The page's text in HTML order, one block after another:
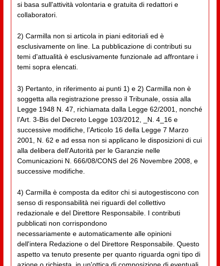
si basa sull'attività volontaria e gratuita di redattori e
collaboratori.
2) Carmilla non si articola in piani editoriali ed è
esclusivamente on line. La pubblicazione di contributi su
temi d'attualità è esclusivamente funzionale ad affrontare i
temi sopra elencati.
3) Pertanto, in riferimento ai punti 1) e 2) Carmilla non è
soggetta alla registrazione presso il Tribunale, ossia alla
Legge 1948 N. 47, richiamata dalla Legge 62/2001, nonché
l’Art. 3-Bis del Decreto Legge 103/2012, _N. 4_16 e
successive modifiche, l’Articolo 16 della Legge 7 Marzo
2001, N. 62 e ad essa non si applicano le disposizioni di cui
alla delibera dell'Autorità per le Garanzie nelle
Comunicazioni N. 666/08/CONS del 26 Novembre 2008, e
successive modifiche.
4) Carmilla è composta da editor chi si autogestiscono con
senso di responsabilità nei riguardi del collettivo
redazionale e del Direttore Responsabile. I contributi
pubblicati non corrispondono
necessariamente e automaticamente alle opinioni
dell'intera Redazione o del Direttore Responsabile. Questo
aspetto va tenuto presente per quanto riguarda ogni tipo di